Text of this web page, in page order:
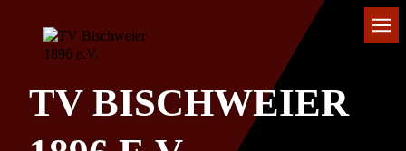
TV BISCHWEIER